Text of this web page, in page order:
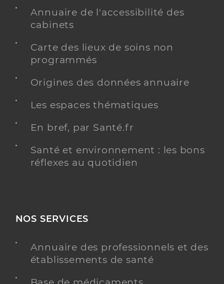
Annuaire de l'accessibilité des
cabinets
Carte des lieux de soins non
programmés
Origines des données annuaire
Les espaces thématiques
En bref, par Santé.fr
Santé et environnement : les bons
réflexes au quotidien
NOS SERVICES
Annuaire des professionnels et des
établissements de santé